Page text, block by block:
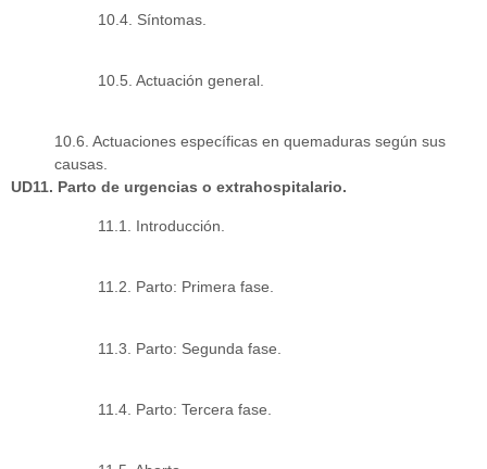
10.4. Síntomas.
10.5. Actuación general.
10.6. Actuaciones específicas en quemaduras según sus
causas.
UD11. Parto de urgencias o extrahospitalario.
11.1. Introducción.
11.2. Parto: Primera fase.
11.3. Parto: Segunda fase.
11.4. Parto: Tercera fase.